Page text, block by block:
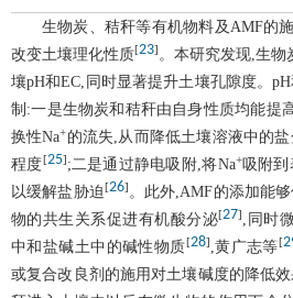
生物炭、秸秆等有机物料及AMF的
改变土壤理化性质[23] 。本研究发现,生物
壤pH和EC,同时显著提升土壤孔隙度。
制:一是生物炭和秸秆由自身性质均能提
换性Na+的流失,从而降低土壤溶液中的
程度[25] ;二是通过静电吸附,将Na+吸附到
以缓解盐胁迫 [26] 。此外,AMF的添加能
物的共生关系促进有机酸分泌[27] ,同时
中和盐碱土中的碱性物质[28] ,黄广志等[
或复合改良剂的施用对土壤碱度的降低